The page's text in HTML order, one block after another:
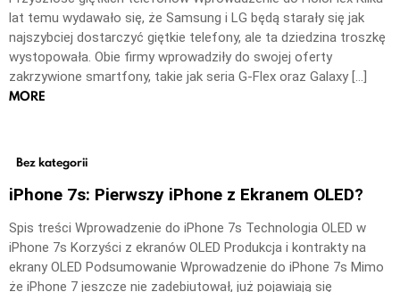
lat temu wydawało się, że Samsung i LG będą starały się jak
najszybciej dostarczyć giętkie telefony, ale ta dziedzina troszkę
wystopowała. Obie firmy wprowadziły do swojej oferty
zakrzywione smartfony, takie jak seria G-Flex oraz Galaxy […]
MORE
Bez kategorii
iPhone 7s: Pierwszy iPhone z Ekranem OLED?
Spis treści Wprowadzenie do iPhone 7s Technologia OLED w
iPhone 7s Korzyści z ekranów OLED Produkcja i kontrakty na
ekrany OLED Podsumowanie Wprowadzenie do iPhone 7s Mimo
że iPhone 7 jeszcze nie zadebiutował, już pojawiają się